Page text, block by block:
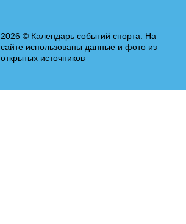
2026 © Календарь событий спорта. На
сайте использованы данные и фото из
открытых источников